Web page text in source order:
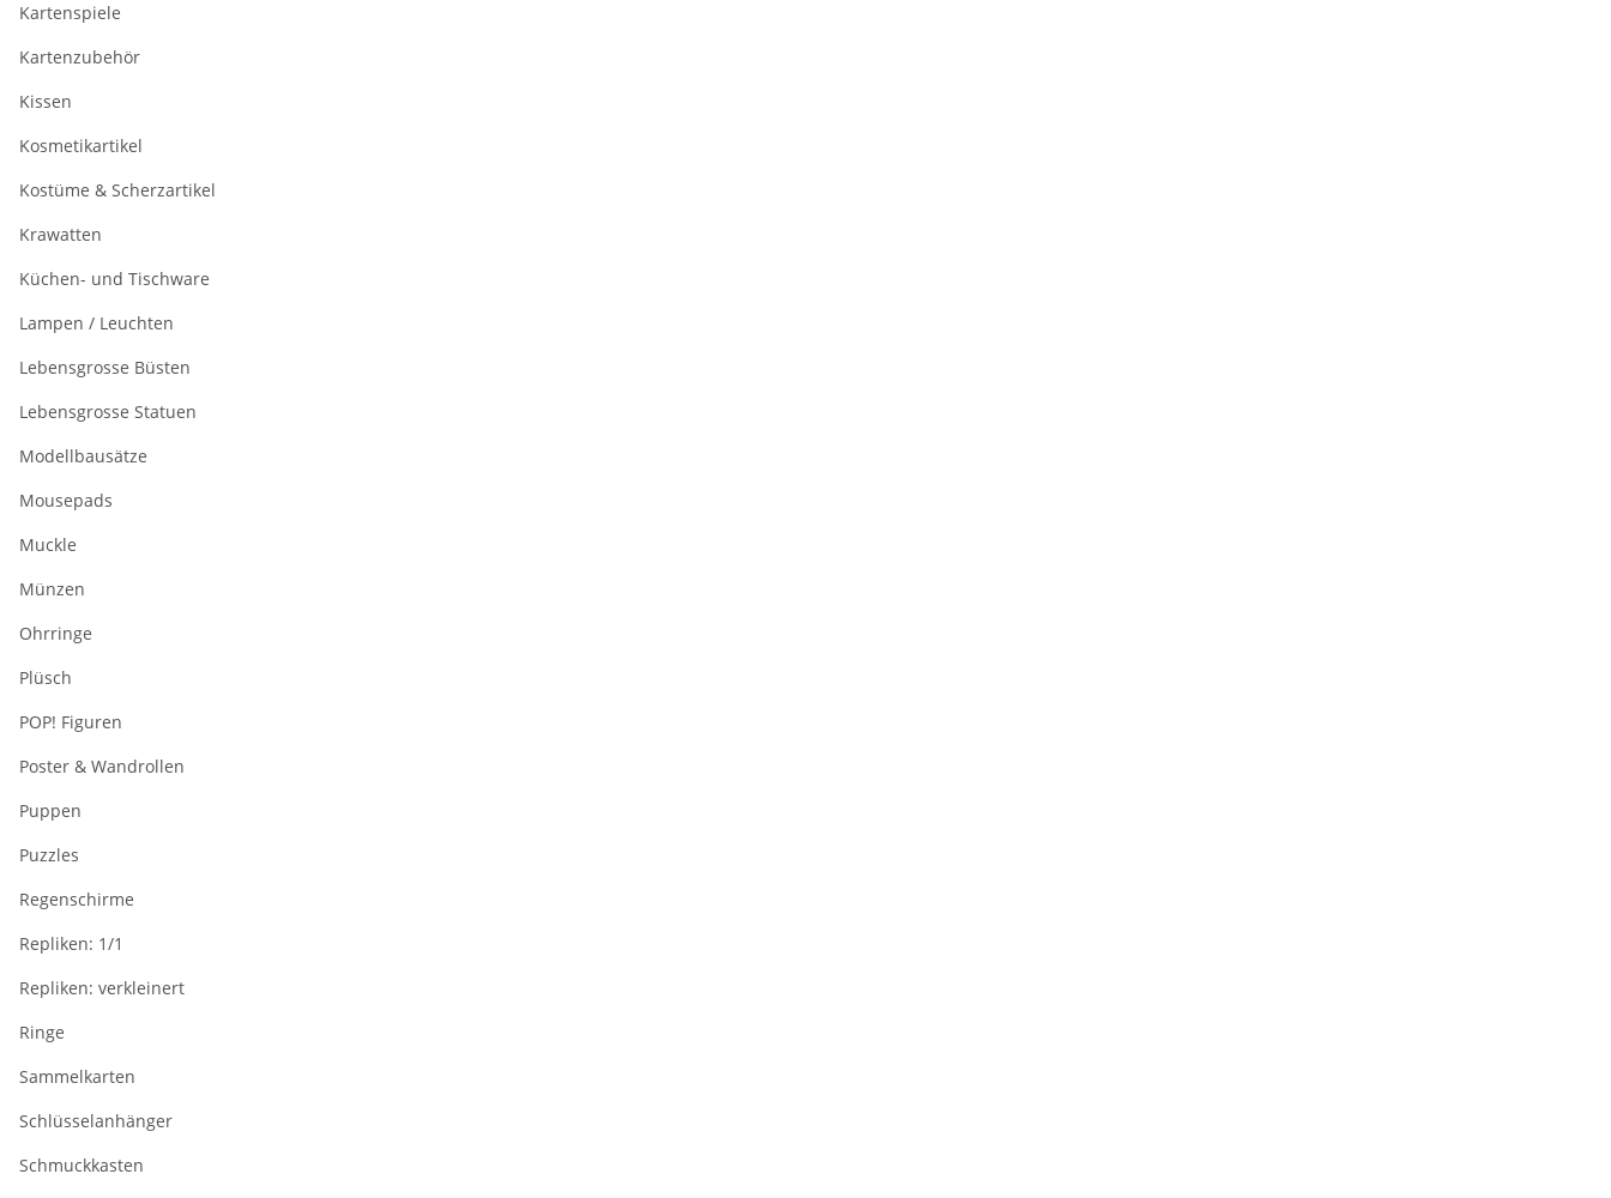
Kartenspiele
Kartenzubehör
Kissen
Kosmetikartikel
Kostüme & Scherzartikel
Krawatten
Küchen- und Tischware
Lampen / Leuchten
Lebensgrosse Büsten
Lebensgrosse Statuen
Modellbausätze
Mousepads
Muckle
Münzen
Ohrringe
Plüsch
POP! Figuren
Poster & Wandrollen
Puppen
Puzzles
Regenschirme
Repliken: 1/1
Repliken: verkleinert
Ringe
Sammelkarten
Schlüsselanhänger
Schmuckkasten